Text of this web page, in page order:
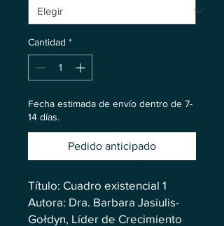
Cantidad *
Fecha estimada de envío dentro de 7-
14 días.
Pedido anticipado
Título: Cuadro existencial 1
Autora: Dra. Barbara Jasiulis-
Gołdyn, Líder de Crecimiento